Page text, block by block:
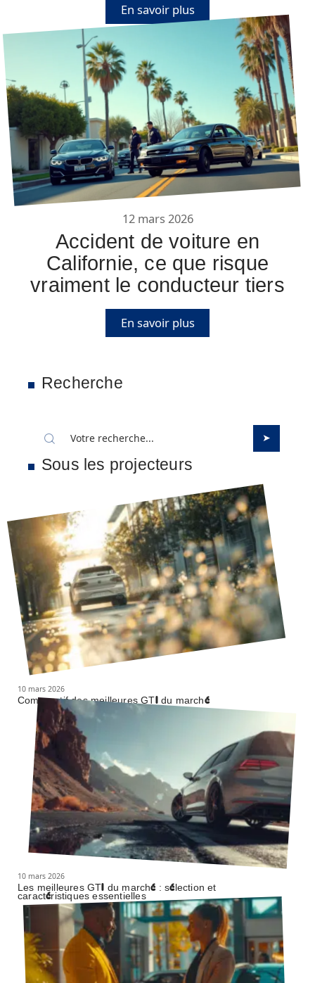
En savoir plus
12 mars 2026
Accident de voiture en
Californie, ce que risque
vraiment le conducteur tiers
En savoir plus
Recherche
Sous les projecteurs
10 mars 2026
Comparatif des meilleures GTI du marché
10 mars 2026
Les meilleures GTI du marché : sélection et
caractéristiques essentielles